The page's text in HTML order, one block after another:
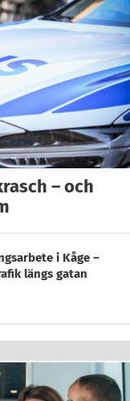
– och
i Kåge –
längs gatan